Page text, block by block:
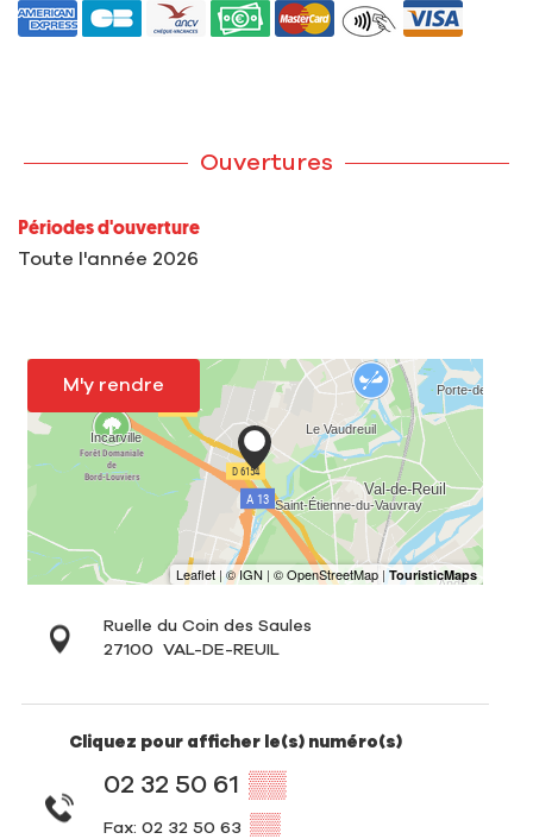
Ouvertures
Périodes d'ouverture
Toute l'année 2026
M'y rendre
Ruelle du Coin des Saules
27100
VAL-DE-REUIL
Cliquez pour afficher le(s) numéro(s)
02 32 50 61 ▒▒
Fax: 02 32 50 63 ▒▒